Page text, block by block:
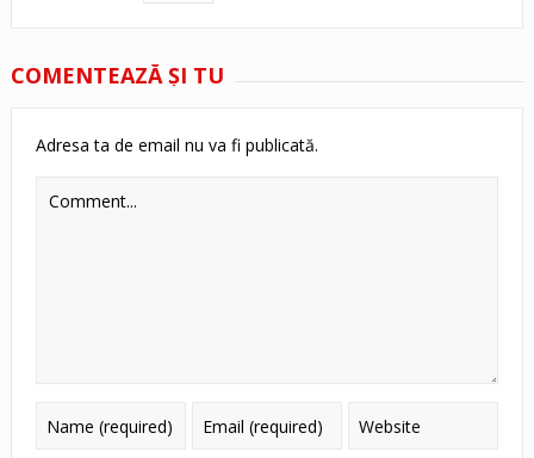
COMENTEAZĂ ŞI TU
Adresa ta de email nu va fi publicată.